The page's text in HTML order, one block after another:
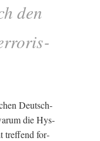
den
Deutsch­
die Hys­
tref­fend for­